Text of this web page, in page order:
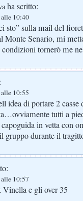
ha scritto:
10:40
sto” sulla mail del
Monte Senario, mi
tornerò me
10:55
idea di portare 2
tutti a
in vetta con
gruppo durante il
10:57
Vinella e gli over 35